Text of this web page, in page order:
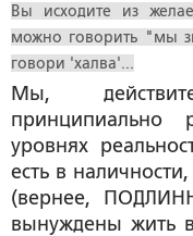
Вы исходите из
можно говорить "мы
говори 'халва'...
Мы,
принципиально
уровнях
есть в
(вернее,
вынуждены жить